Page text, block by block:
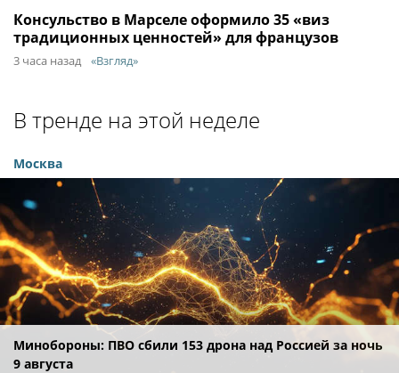
Консульство в Марселе оформило 35 «виз
традиционных ценностей» для французов
3 часа назад «Взгляд»
В тренде на этой неделе
Москва
Минобороны: ПВО сбили 153 дрона над Россией за ночь
9 августа